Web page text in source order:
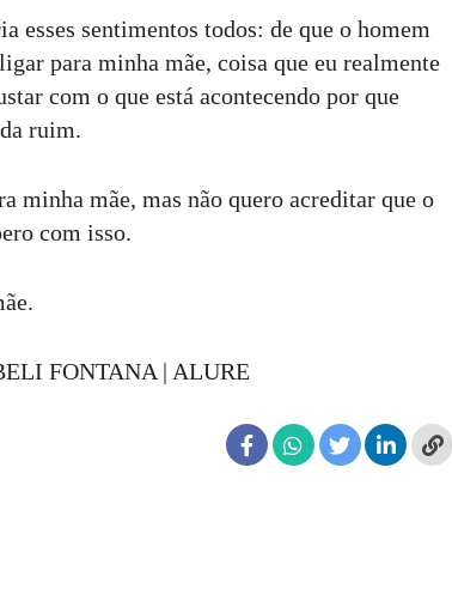
esses sentimentos todos: de que o homem
para minha mãe, coisa que eu realmente
com o que está acontecendo por que
ruim.
minha mãe, mas não quero acreditar que o
com isso.
FONTANA | ALURE